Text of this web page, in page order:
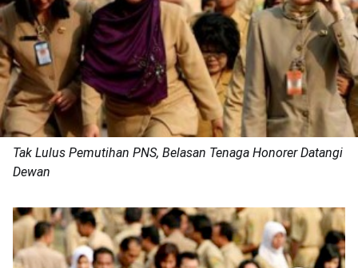
Tak Lulus Pemutihan PNS, Belasan Tenaga Honorer Datangi
Dewan